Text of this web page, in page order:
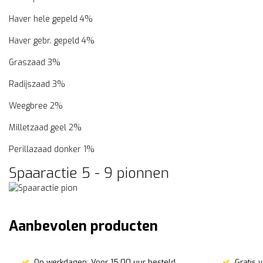
Haver hele gepeld 4%
Haver gebr. gepeld 4%
Graszaad 3%
Radijszaad 3%
Weegbree 2%
Milletzaad geel 2%
Perillazaad donker 1%
Spaaractie 5 - 9 pionnen
Aanbevolen producten